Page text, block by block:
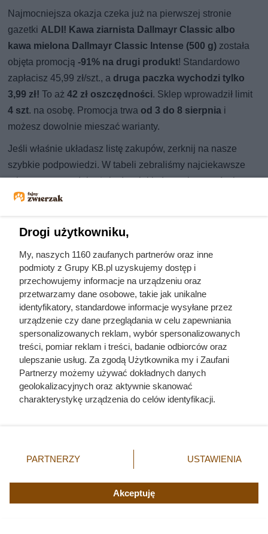
Najmocniejsza okazja czeka już na pierwszej stronie
gazetkiALDI! Kawa ziarnista Dallmayr Classic albo
kawa mielona Dallmayr Classic Intense (500 g) została
objęta promocją-91% na drugi produkt! Standardowo
zapłacisz 45,99 zł/szt., a druga paczka wychodzi tylko
3,99 zł! To aż42 zł oszczędności. Sklep wprowadził limit
4 szt. na osobę. Promocja trwa od 3 do 8 sierpnia i
możesz dowolnie mieszać warianty.
Jeśli właśnie układasz listę zakupów, zerknij na nasze
szybkie podpowiedzi. W tabeli zebraliśmy najciekawsze
rabaty tego tygodnia, żeby łatwiej było zaplanować wizytę
w sklepie.
Promocje w ALDI (3-8.08)
Data Produkt Rabat
5.08
Delicje
Szampańskie,
294 g
1+1 gratis
8.08
Chipsy, Lay’s,
110/130 g
2+2 gratis
4-6.08
Ogórki
gruntowe
60%
6-8.08
Masło ekstra,
Łaciate, 200 g
-50% przy za
kupie 4
całymi
zakupie 2
Drogi użytkowniku,
My, naszych 1160 zaufanych partnerów oraz inne
podmioty z Grupy KB.pl uzyskujemy dostęp i
przechowujemy informacje na urządzeniu oraz
przetwarzamy dane osobowe, takie jak unikalne
identyfikatory, standardowe informacje wysyłane przez
urządzenie czy dane przeglądania w celu zapewniania
spersonalizowanych reklam, wybór spersonalizowanych
treści, pomiar reklam i treści, badanie odbiorców oraz
ulepszanie usług. Za zgodą Użytkownika my i Zaufani
Partnerzy możemy używać dokładnych danych
geolokalizacyjnych oraz aktywnie skanować
charakterystykę urządzenia do celów identyfikacji.
zmienić/wycofać klikając przycisk ustawień prywatności
znajdujący się w lewym dolnym rogu strony. Niektóre
użytkownika, ale masz prawo sprzeciwić się takiemu
przetwarzaniu. Preferencje będą miały zastosowania tylko
PARTNERZY USTAWIENIA
Akceptuję